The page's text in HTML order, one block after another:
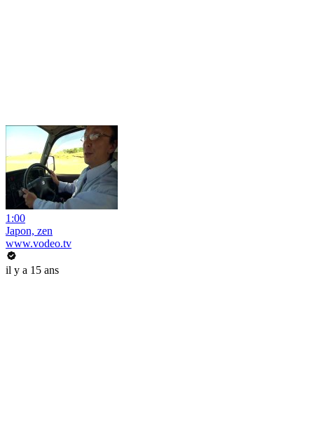
1:00
Japon, zen
www.vodeo.tv
il y a 15 ans